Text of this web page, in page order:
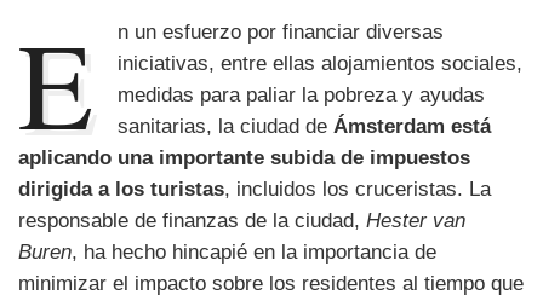
E
n un esfuerzo por financiar diversas
iniciativas, entre ellas alojamientos sociales,
medidas para paliar la pobreza y ayudas
sanitarias, la ciudad deÁmsterdam está
aplicando una importante subida de impuestos
dirigida a los turistas, incluidos los cruceristas. La
responsable de finanzas de la ciudad, Hester van
Buren, ha hecho hincapié en la importancia de
minimizar el impacto sobre los residentes al tiempo que